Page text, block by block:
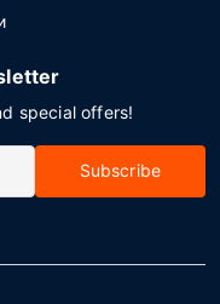
special offers!
Subscribe